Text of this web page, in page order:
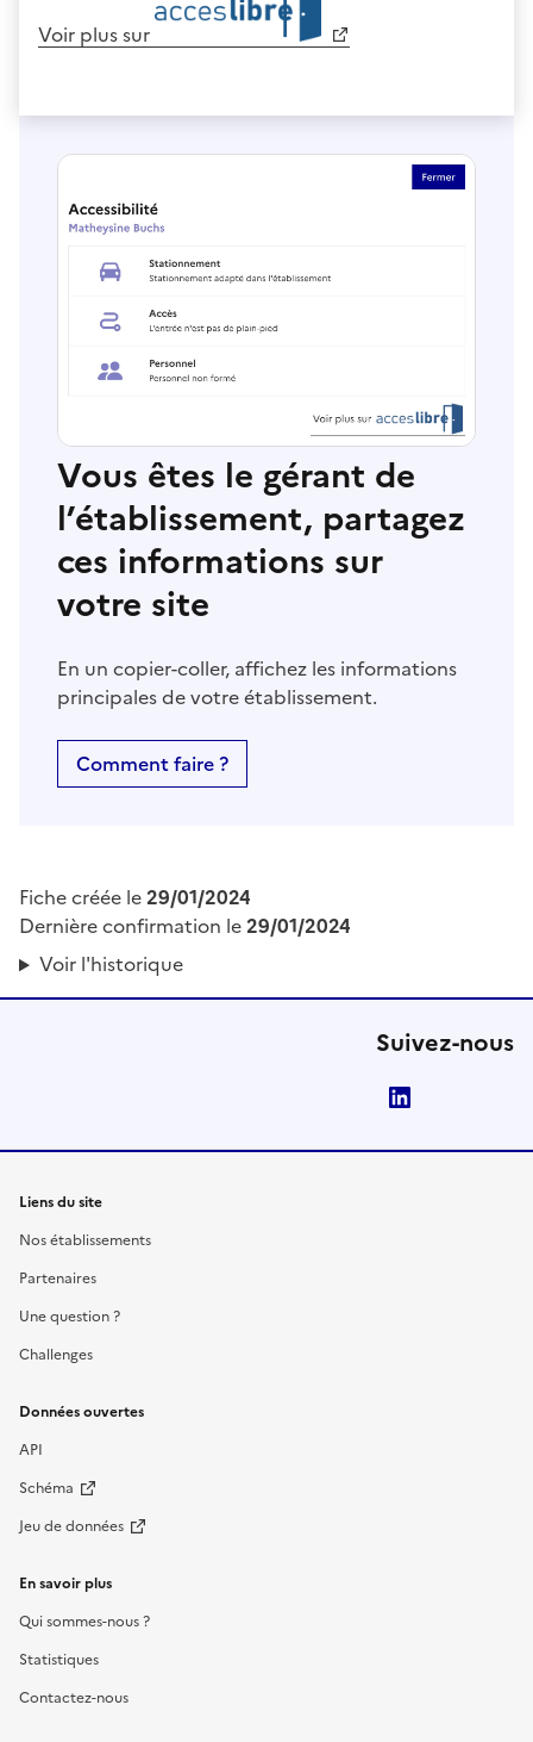
Voir plus sur
Vous êtes le gérant de
l’établissement, partagez
ces informations sur
votre site
En un copier-coller, affichez les informations
principales de votre établissement.
Comment faire ?
Fiche créée le29/01/2024
Dernière confirmation le29/01/2024
Voir l'historique
Suivez-nous
Liens du site
Nos établissements
Partenaires
Une question ?
Challenges
Données ouvertes
API
Schéma
Jeu de données
En savoir plus
Qui sommes-nous ?
Statistiques
Contactez-nous